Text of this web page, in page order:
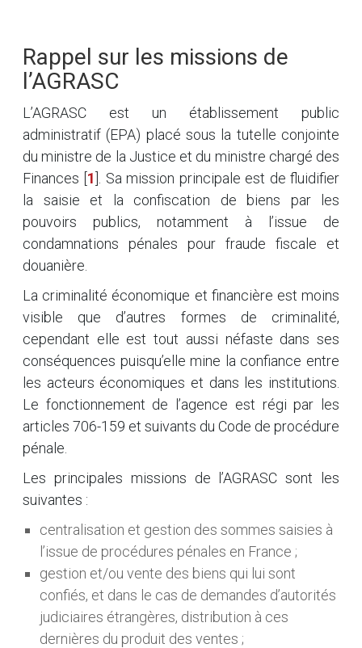
Rappel sur les missions de
l’AGRASC
L’AGRASC est un établissement public
administratif (EPA) placé sous la tutelle conjointe
du ministre de la Justice et du ministre chargé des
Finances 1
. Sa mission principale est de fluidifier
la saisie et la confiscation de biens par les
pouvoirs publics, notamment à l’issue de
condamnations pénales pour fraude fiscale et
douanière.
La criminalité économique et financière est moins
visible que d’autres formes de criminalité,
cependant elle est tout aussi néfaste dans ses
conséquences puisqu’elle mine la confiance entre
les acteurs économiques et dans les institutions.
Le fonctionnement de l’agence est régi par les
articles 706-159 et suivants du Code de procédure
pénale.
Les principales missions de l’AGRASC sont les
suivantes :
centralisation et gestion des sommes saisies à
l’issue de procédures pénales en France ;
gestion et/ou vente des biens qui lui sont
confiés, et dans le cas de demandes d’autorités
judiciaires étrangères, distribution à ces
dernières du produit des ventes ;